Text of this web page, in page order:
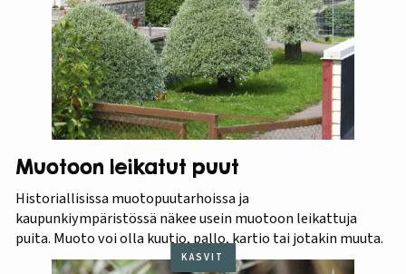
Muotoon leikatut puut
Historiallisissa muotopuutarhoissa ja
kaupunkiympäristössä näkee usein muotoon leikattuja
puita. Muoto voi olla kuutio, pallo, kartio tai jotakin muuta.
KASVIT